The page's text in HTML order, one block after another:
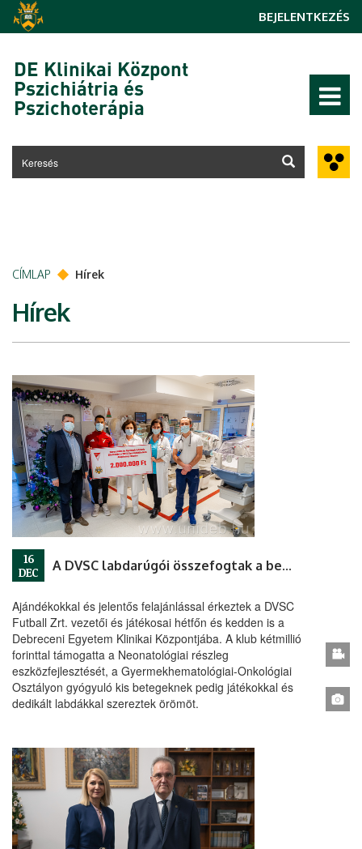
Ugrás a tartalomra
BEJELENTKEZÉS
DE Klinikai Központ
Pszichiátria és
Pszichoterápia
CÍMLAP Hírek
Hírek
16
DEC
A DVSC labdarúgói összefogtak a beteg gyermekekért
Ajándékokkal és jelentős felajánlással érkeztek a DVSC
Futball Zrt. vezetői és játékosai hétfőn és kedden is a
Debreceni Egyetem Klinikai Központjába. A klub kétmillió
forinttal támogatta a Neonatológiai részleg
eszközfejlesztését, a Gyermekhematológiai-Onkológiai
Osztályon gyógyuló kis betegeknek pedig játékokkal és
dedikált labdákkal szereztek örömöt.